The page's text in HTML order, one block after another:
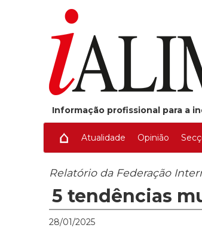
Informação profissional para a
Atualidade Opinião
Relatório da Federação
5 tendências
28/01/2025